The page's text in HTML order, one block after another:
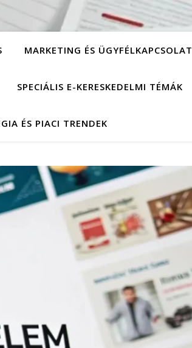
MARKETING ÉS ÜGYFÉLKAPCSOLAT
SPECIÁLIS E-KERESKEDELMI TÉMÁK
ÉS PIACI TRENDEK